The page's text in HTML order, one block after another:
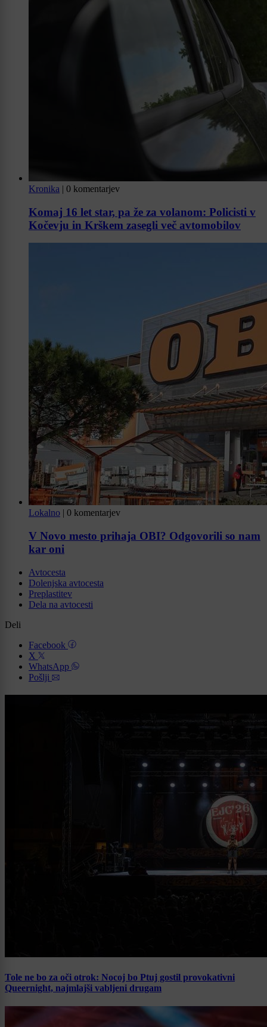
Kronika | 0 komentarjev
Komaj 16 let star, pa že za volanom: Policisti v
Kočevju in Krškem zasegli več avtomobilov
Lokalno | 0 komentarjev
V Novo mesto prihaja OBI? Odgovorili so nam
kar oni
Avtocesta
Dolenjska avtocesta
Preplastitev
Dela na avtocesti
Deli
Facebook
X
WhatsApp
Pošlji
Tole ne bo za oči otrok: Nocoj bo Ptuj gostil provokativni
Queernight, najmlajši vabljeni drugam